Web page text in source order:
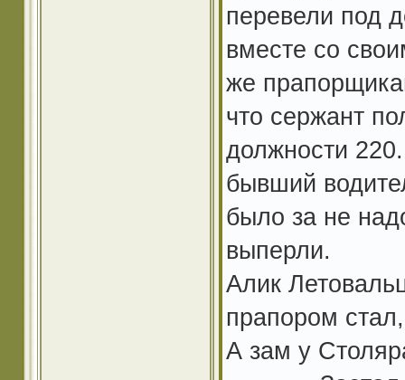
перевели под
вместе со
же
что сержант
должности
бывший
было за не
выперли.
Алик
прапором
А зам у